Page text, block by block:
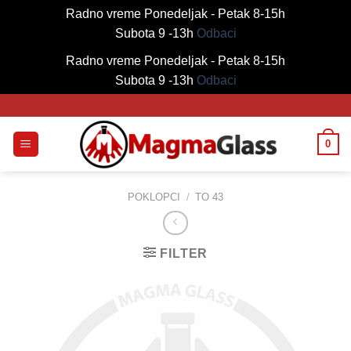
Radno vreme Ponedeljak - Petak 8-15h
Subota 9 -13h Odbaci
Radno vreme Ponedeljak - Petak 8-15h
Subota 9 -13h Odbaci
content
0
POKLOPCI / TO 43
FILTER